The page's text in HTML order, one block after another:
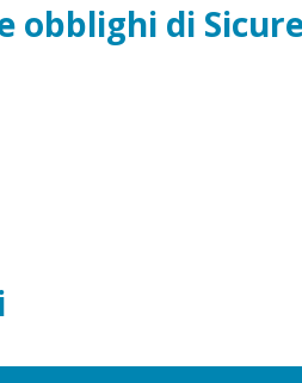
obblighi di